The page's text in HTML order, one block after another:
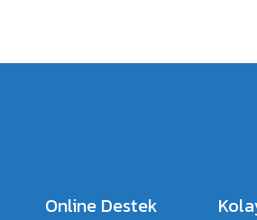
Bu ürüne ilk yorumu siz
Online Destek